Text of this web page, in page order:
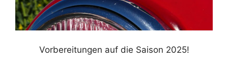
Vorbereitungen auf die Saison 2025!